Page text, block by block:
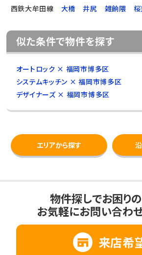
西鉄大牟田線
大橋 井尻 雑餉隈
似た条件で物件を探す
オートロック × 福岡市博多区
システムキッチン × 福岡市博多区
デザイナーズ × 福岡市博多区
エリアから探す
物件探しでお困りの
お気軽にお問い合わ
来店希